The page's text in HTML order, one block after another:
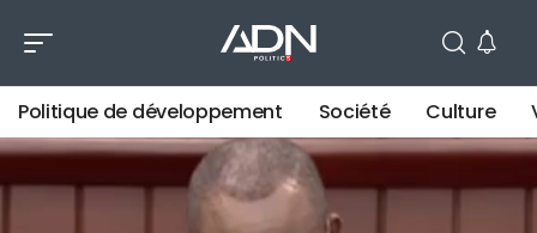
Politique de développement Société Culture